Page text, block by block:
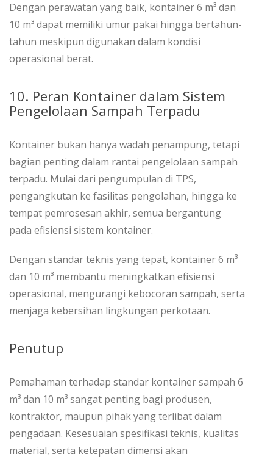
Dengan perawatan yang baik, kontainer 6 m³ dan
10 m³ dapat memiliki umur pakai hingga bertahun-
tahun meskipun digunakan dalam kondisi
operasional berat.
10. Peran Kontainer dalam Sistem
Pengelolaan Sampah Terpadu
Kontainer bukan hanya wadah penampung, tetapi
bagian penting dalam rantai pengelolaan sampah
terpadu. Mulai dari pengumpulan di TPS,
pengangkutan ke fasilitas pengolahan, hingga ke
tempat pemrosesan akhir, semua bergantung
pada efisiensi sistem kontainer.
Dengan standar teknis yang tepat, kontainer 6 m³
dan 10 m³ membantu meningkatkan efisiensi
operasional, mengurangi kebocoran sampah, serta
menjaga kebersihan lingkungan perkotaan.
Penutup
Pemahaman terhadap standar kontainer sampah 6
m³ dan 10 m³ sangat penting bagi produsen,
kontraktor, maupun pihak yang terlibat dalam
pengadaan. Kesesuaian spesifikasi teknis, kualitas
material, serta ketepatan dimensi akan